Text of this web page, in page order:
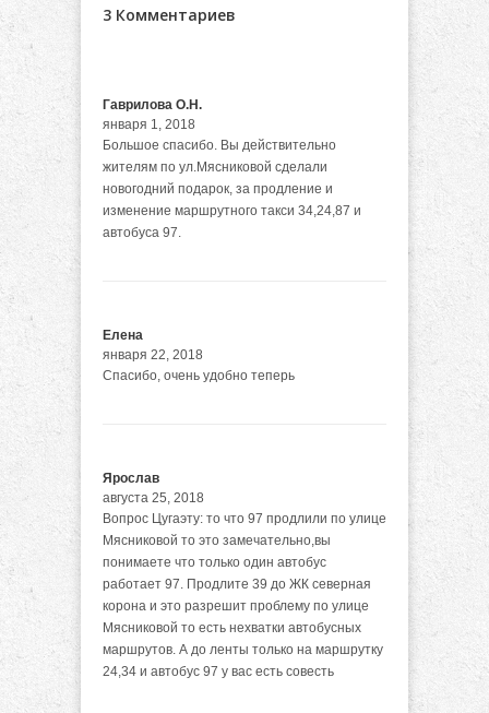
3 Комментариев
Гаврилова О.Н.
января 1, 2018
Большое спасибо. Вы действительно
жителям по ул.Мясниковой сделали
новогодний подарок, за продление и
изменение маршрутного такси 34,24,87 и
автобуса 97.
Елена
января 22, 2018
Спасибо, очень удобно теперь
Ярослав
августа 25, 2018
Вопрос Цугаэту: то что 97 продлили по улице
Мясниковой то это замечательно,вы
понимаете что только один автобус
работает 97. Продлите 39 до ЖК северная
корона и это разрешит проблему по улице
Мясниковой то есть нехватки автобусных
маршрутов. А до ленты только на маршрутку
24,34 и автобус 97 у вас есть совесть